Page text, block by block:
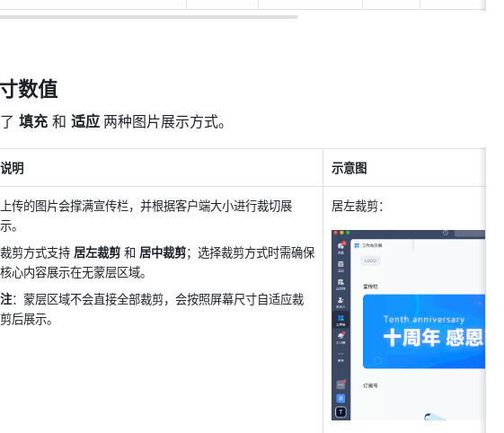
数值
填充 和 适应 两种图片展示方式。
说明 示意图
上传的图片会撑满宣传栏，并根据客户端大小进行裁切展
示。
裁剪方式支持 居左裁剪 和 居中裁剪；选择裁剪方式时需确保
核心内容展示在无蒙层区域。
注：蒙层区域不会直接全部裁剪，会按照屏幕尺寸自适应裁
剪后展示。
居左裁剪：